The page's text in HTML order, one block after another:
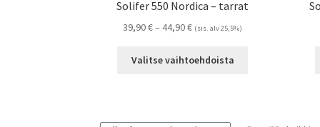
Solifer 550 Nordica – tarrat
39,90€– 44,90€Hintaluokka:
-
(sis. alv 25,5%)
Valitse vaihtoehdoista